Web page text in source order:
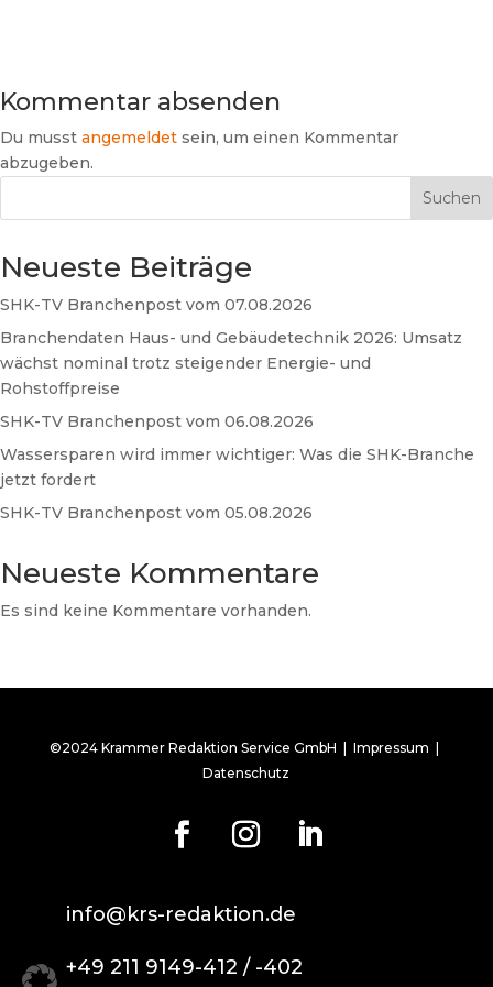
Kommentar absenden
Du musst angemeldet sein, um einen Kommentar
abzugeben.
Suchen
Neueste Beiträge
SHK-TV Branchenpost vom 07.08.2026
Branchendaten Haus- und Gebäudetechnik 2026: Umsatz
wächst nominal trotz steigender Energie- und
Rohstoffpreise
SHK-TV Branchenpost vom 06.08.2026
Wassersparen wird immer wichtiger: Was die SHK-Branche
jetzt fordert
SHK-TV Branchenpost vom 05.08.2026
Neueste Kommentare
Es sind keine Kommentare vorhanden.
©2024 Krammer Redaktion Service GmbH |Impressum
Datenschutz
info@krs-redaktion.de
+49 211 9149-412 / -402